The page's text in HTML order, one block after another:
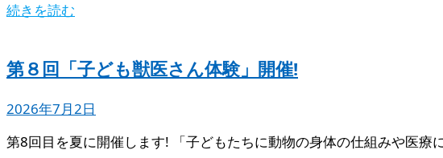
続きを読む
第８回「子ども獣医さん体験」開催!
2026年7月2日
第8回目を夏に開催します! 「子どもたちに動物の身体の仕組みや医療